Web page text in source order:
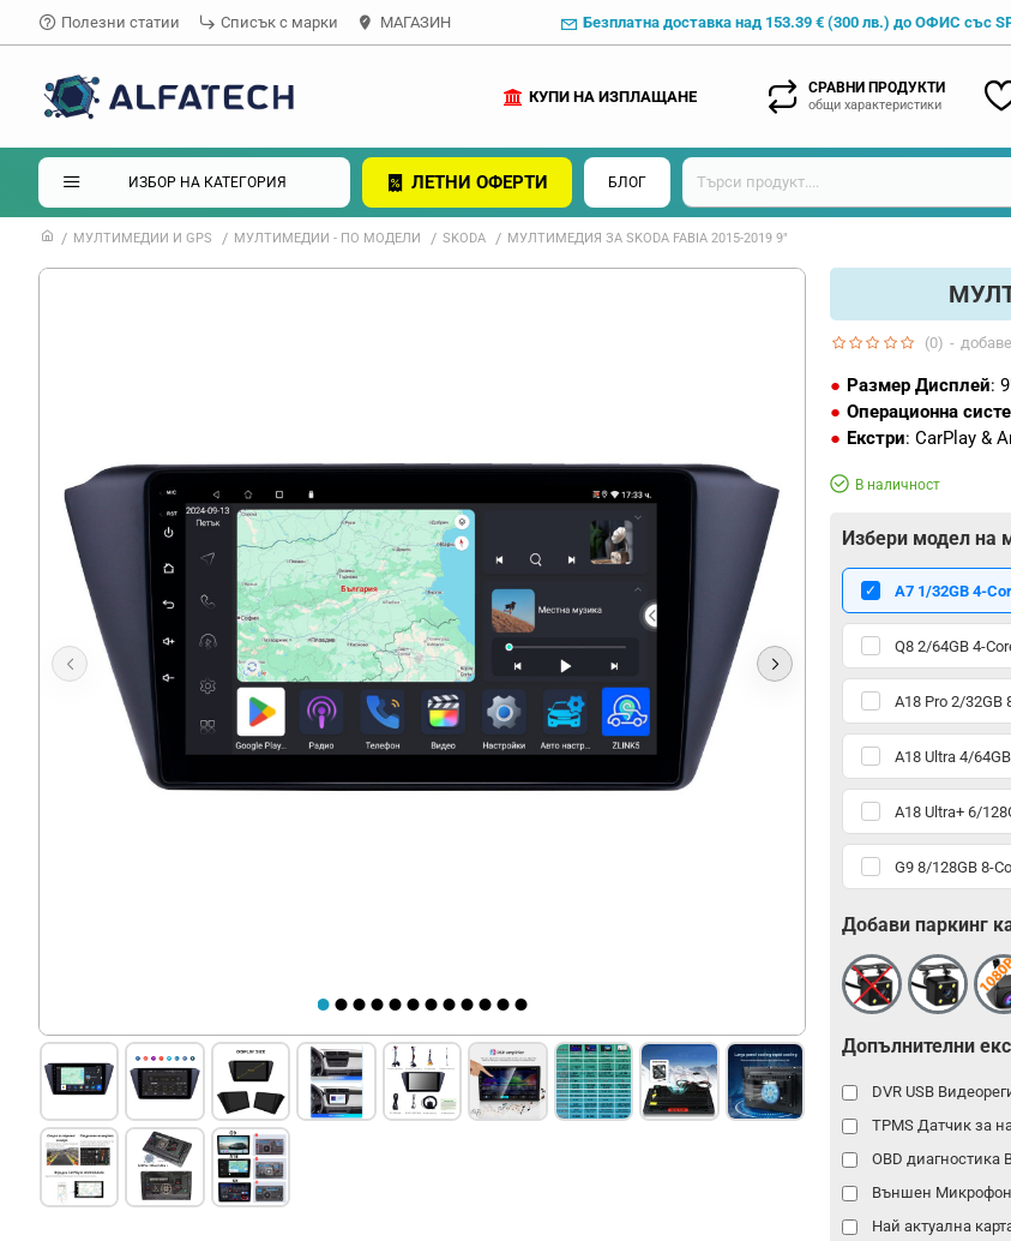
Полезни статии Списък с марки МАГАЗИН Безплатна доставка над 153.39 € (300 лв.) до ОФИС със
СРАВНИ ПРОДУКТИ
общи характеристики
КУПИ НА ИЗПЛАЩАНЕ
ИЗБОР НА КАТЕГОРИЯ ЛЕТНИ ОФЕРТИ БЛОГ
МУЛТИМЕДИИ И GPS МУЛТИМЕДИИ - ПО МОДЕЛИ SKODA МУЛТИМЕДИЯ ЗА SKODA FABIA 2015-2019 9"
Размер Дисплей:
Операционна
Екстри: CarPlay &
В наличност
(0) -
Избери модел на
А7 1/32GB 4-
Q8 2/64GB 4-
A18 Pro 2/32GB
A18 Ultra 4/
A18 Ultra+ 6/
G9 8/128GB 8-
Добави паркинг
Допълнителни
DVR USB
TPMS Датчик за
OBD диагностика
Външен
Най актуална